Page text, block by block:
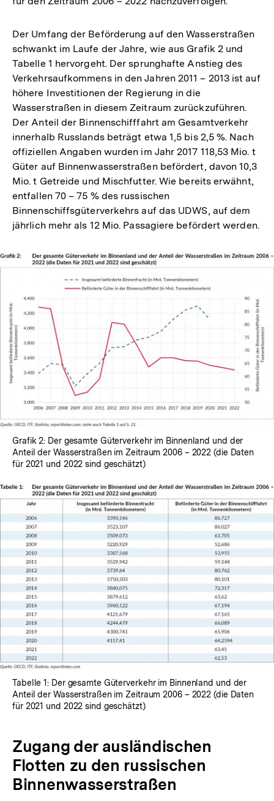
Der Umfang der Beförderung auf den Wasserstraßen
schwankt im Laufe der Jahre, wie aus Grafik 2 und
Tabelle 1 hervorgeht. Der sprunghafte Anstieg des
Verkehrsaufkommens in den Jahren 2011 – 2013 ist auf
höhere Investitionen der Regierung in die
Wasserstraßen in diesem Zeitraum zurückzuführen.
Der Anteil der Binnenschifffahrt am Gesamtverkehr
innerhalb Russlands beträgt etwa 1,5 bis 2,5 %. Nach
offiziellen Angaben wurden im Jahr 2017 118,53 Mio. t
Güter auf Binnenwasserstraßen befördert, davon 10,3
Mio. t Getreide und Mischfutter. Wie bereits erwähnt,
entfallen 70 – 75 % des russischen
Binnenschiffsgüterverkehrs auf das UDWS, auf dem
jährlich mehr als 12 Mio. Passagiere befördert werden.
Grafik 2: Der gesamte Güterverkehr im Binnenland und der
Anteil der Wasserstraßen im Zeitraum 2006 – 2022 (die Daten
für 2021 und 2022 sind geschätzt)
Tabelle 1: Der gesamte Güterverkehr im Binnenland und der
Anteil der Wasserstraßen im Zeitraum 2006 – 2022 (die Daten
für 2021 und 2022 sind geschätzt)
Zugang der ausländischen
Flotten zu den russischen
Binnenwasserstraßen